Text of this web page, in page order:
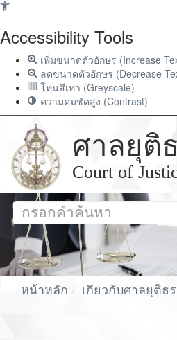
Accessibility Tools
เพิ่มขนาดตัวอักษร (Increase
ลดขนาดตัวอักษร (Decrease
โทนสีเทา (Greyscale)
ความคมชัดสูง (Contrast)
ศาลยุติ
Court of
หน้าหลัก
เกี่ยวกับศาลยุติธ